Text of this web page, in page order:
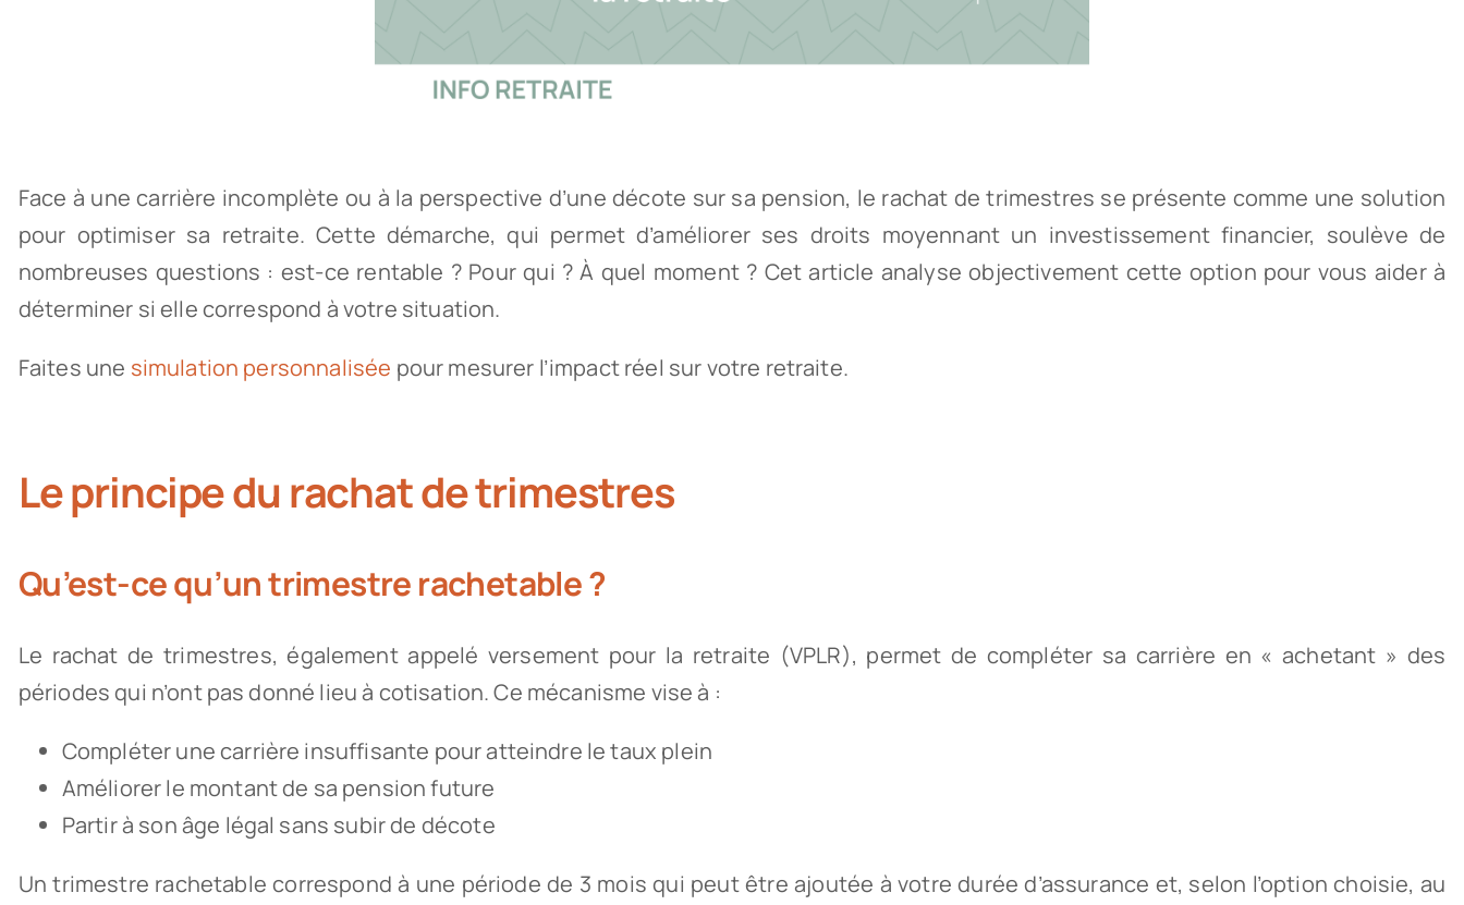
Face à une carrière incomplète ou à la perspective d’une décote sur sa pension, le rachat de trimestres se présente comme une solution
pour optimiser sa retraite. Cette démarche, qui permet d’améliorer ses droits moyennant un investissement financier, soulève de
nombreuses questions : est-ce rentable ? Pour qui ? À quel moment ? Cet article analyse objectivement cette option pour vous aider à
déterminer si elle correspond à votre situation.
Faites une simulation personnalisée pour mesurer l’impact réel sur votre retraite.
Le principe du rachat de trimestres
Qu’est-ce qu’un trimestre rachetable ?
Le rachat de trimestres, également appelé versement pour la retraite (VPLR), permet de compléter sa carrière en « achetant » des
périodes qui n’ont pas donné lieu à cotisation. Ce mécanisme vise à :
Compléter une carrière insuffisante pour atteindre le taux plein
Améliorer le montant de sa pension future
Partir à son âge légal sans subir de décote
Un trimestre rachetable correspond à une période de 3 mois qui peut être ajoutée à votre durée d’assurance et, selon l’option choisie, au